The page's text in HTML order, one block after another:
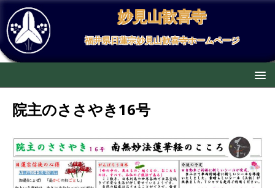
妙見山歓喜寺
福井県日蓮宗妙見山歓喜寺ホームページ
院主のささやき16号